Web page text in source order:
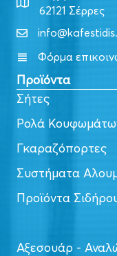
62121 Σέρρες
Φόρμα
Προϊόντα
Σήτες
Ρολά
Γκαραζόπορτες
Συστήματα
Προϊόντα
Αξεσουάρ -